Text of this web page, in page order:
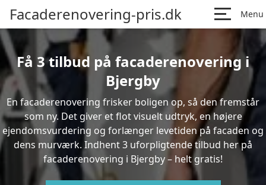
Facaderenovering-pris.dk Menu
Få 3 tilbud på facaderenovering i
Bjergby
En facaderenovering frisker boligen op, så den fremstår
som ny. Det giver et flot visuelt udtryk, en højere
ejendomsvurdering og forlænger levetiden på facaden og
dens murværk. Indhent 3 uforpligtende tilbud her på
facaderenovering i Bjergby – helt gratis!